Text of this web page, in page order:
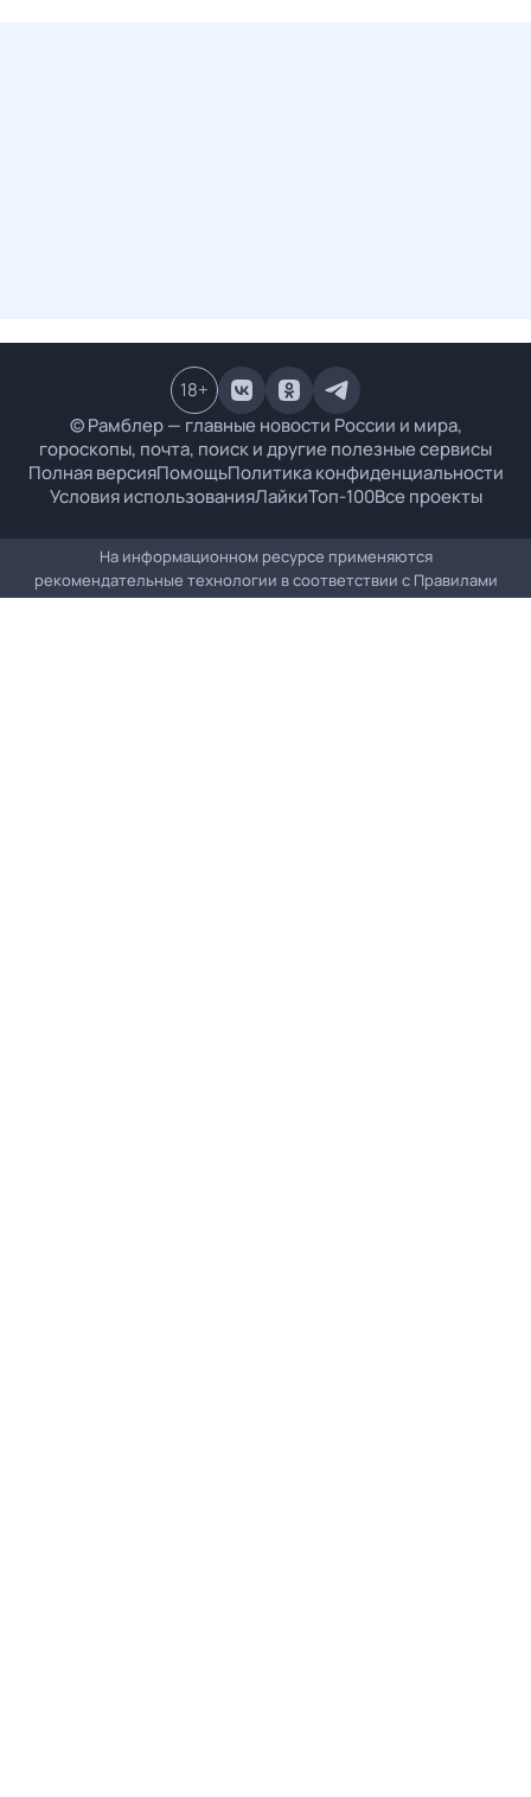
© Рамблер — главные новости России и мира,
гороскопы, почта, поиск и другие полезные сервисы
Полная версияПомощьПолитика конфиденциальности
Условия использованияЛайкиТоп-100Все проекты
18+
На информационном ресурсе применяются
рекомендательные технологии в соответствии с Правилами